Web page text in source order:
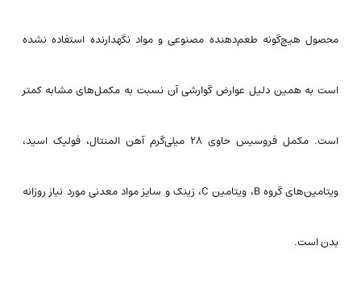
محصول هیچ‌گونه طعم‌دهنده مصنوعی و مواد نگهدارنده استفاده نشده
است به همین دلیل عوارض گوارشی آن نسبت به مکمل‌های مشابه کمتر
است. مکمل فروسیس حاوی ۲۸ میلی‌گرم آهن المنتال، فولیک اسید،
ویتامین‌های گروه B، ویتامین C، زینک و سایز مواد معدنی مورد نیاز روزانه
بدن است.